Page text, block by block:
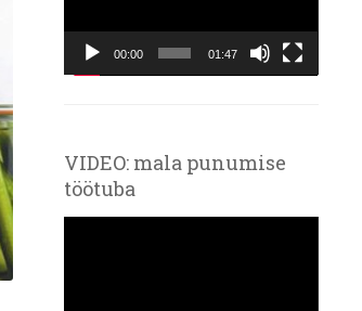
00:00 01:47
VIDEO: mala punumise
töötuba